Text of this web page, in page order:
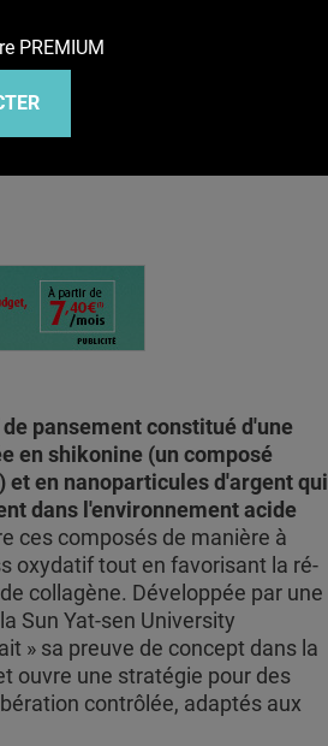
des nanoparticules
pansement constitué d'une
en shikonine (un composé
en nanoparticules d'argent qui
dans l'environnement acide
ces composés de manière à
oxydatif tout en favorisant la ré-
collagène. Développée par une
Sun Yat-sen University
» sa preuve de concept dans la
ouvre une stratégie pour des
contrôlée, adaptés aux
PREMIUM